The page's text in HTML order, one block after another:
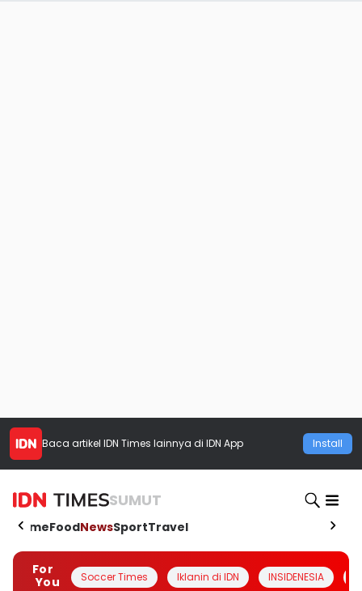
Baca artikel IDN Times lainnya di IDN App Install
SUMUT
HomeFoodNewsSportTravel
For
You
Soccer Times Iklanin di IDN INSIDENESIA